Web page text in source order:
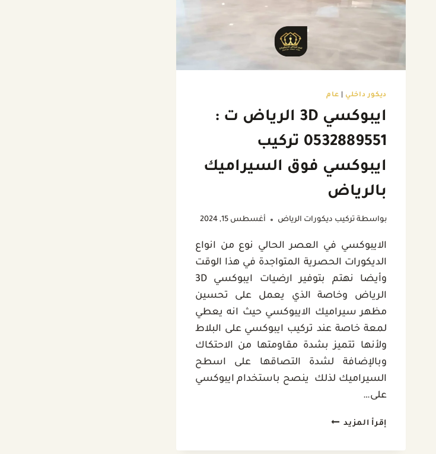
ديكور داخلي عام
ايبوكسي 3D الرياض ت :
0532889551 تركيب
ايبوكسي فوق السيراميك
بالرياض
بواسطة تركيب ديكورات الرياض أغسطس 15, 2024
الايبوكسي في العصر الحالي نوع من انواع
الديكورات الحصرية المتواجدة في هذا الوقت
وأيضا نهتم بتوفير ارضيات ايبوكسي 3D
الرياض وخاصة الذي يعمل على تحسين
مظهر سيراميك الايبوكسي حيث انه يعطي
لمعة خاصة عند تركيب ايبوكسي على البلاط
ولأنها تتميز بشدة مقاومتها من الاحتكاك
وبالإضافة لشدة التصاقها على اسطح
السيراميك لذلك ينصح باستخدام ايبوكسي
على…
إقرأ المزيد ايبوكسي